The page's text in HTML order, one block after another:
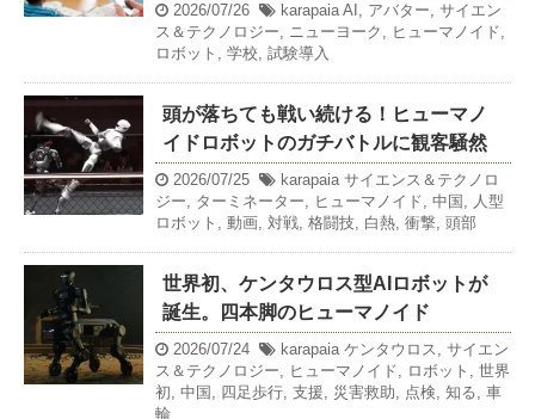
2026/07/26 karapaia AI , アバター, サイエン
ス＆テクノロジー, ニューヨーク , ヒューマノイド,
ロボット , 学校, 試験導入
頭が落ちても戦い続ける！ヒューマノ
イドロボットのガチバトルに観客騒然
2026/07/25 karapaia サイエンス＆テクノロ
ジー, ターミネーター, ヒューマノイド, 中国 , 人型
ロボット , 動画, 対戦, 格闘技, 白熱, 衝撃, 頭部
世界初、ケンタウロス型AIロボットが
誕生。四本脚のヒューマノイド
2026/07/24 karapaia ケンタウロス , サイエン
ス＆テクノロジー, ヒューマノイド, ロボット , 世界
初, 中国 , 四足歩行, 支援, 災害救助, 点検, 知る, 車
輪